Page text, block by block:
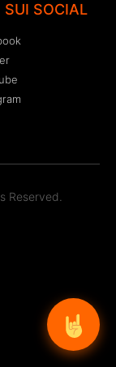
SUI SOCIAL
Reserved.